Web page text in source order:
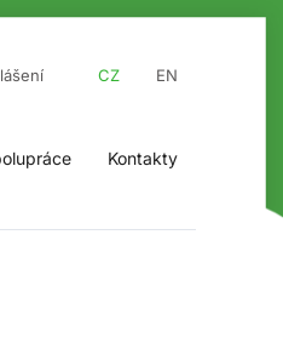
CZ EN
Kontakty